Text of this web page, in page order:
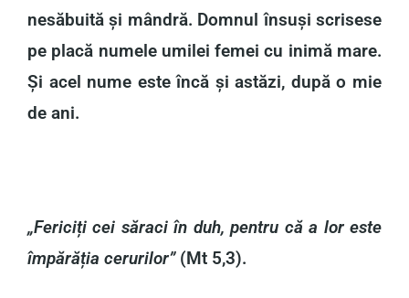
nesăbuită și mândră. Domnul însuși scrisese
pe placă numele umilei femei cu inimă mare.
Și acel nume este încă și astăzi, după o mie
de ani.
„Fericiți cei săraci în duh, pentru că a lor este
împărăția cerurilor”(Mt 5,3).